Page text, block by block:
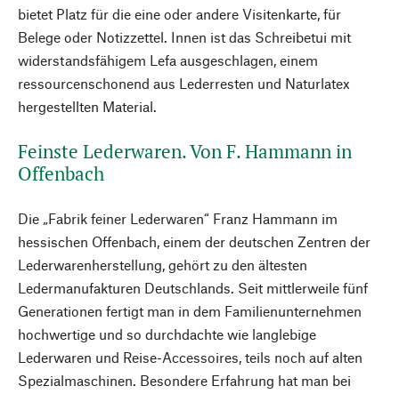
bietet Platz für die eine oder andere Visitenkarte, für
Belege oder Notizzettel. Innen ist das Schreibetui mit
widerstandsfähigem Lefa ausgeschlagen, einem
ressourcenschonend aus Lederresten und Naturlatex
hergestellten Material.
Feinste Lederwaren. Von F. Hammann in
Offenbach
Die „Fabrik feiner Lederwaren“ Franz Hammann im
hessischen Offenbach, einem der deutschen Zentren der
Lederwarenherstellung, gehört zu den ältesten
Ledermanufakturen Deutschlands. Seit mittlerweile fünf
Generationen fertigt man in dem Familienunternehmen
hochwertige und so durchdachte wie langlebige
Lederwaren und Reise-Accessoires, teils noch auf alten
Spezialmaschinen. Besondere Erfahrung hat man bei